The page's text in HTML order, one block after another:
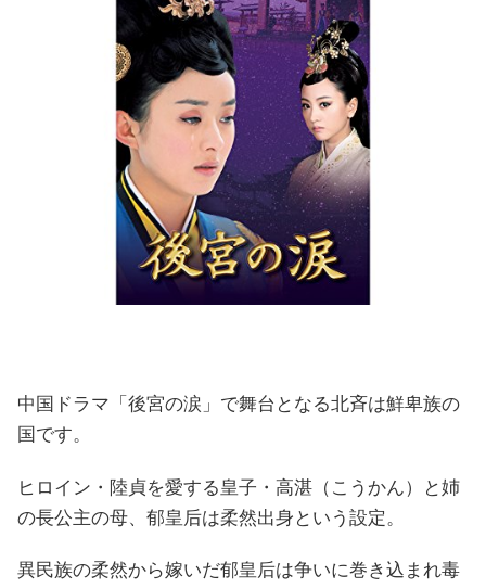
中国ドラマ「後宮の涙」で舞台となる北斉は鮮卑族の
国です。
ヒロイン・陸貞を愛する皇子・高湛（こうかん）と姉
の長公主の母、郁皇后は柔然出身という設定。
異民族の柔然から嫁いだ郁皇后は争いに巻き込まれ毒